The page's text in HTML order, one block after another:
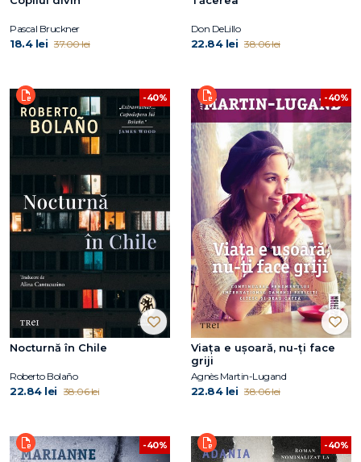
Pascal Bruckner
18.4 lei 37.00 lei
Don DeLillo
22.84 lei 38.06 lei
-40%
Nocturnă în Chile
Roberto Bolaño
22.84 lei 38.06 lei
-40%
Viața e ușoară, nu-ți face
griji
Agnès Martin-Lugand
22.84 lei 38.06 lei
-40% -40%